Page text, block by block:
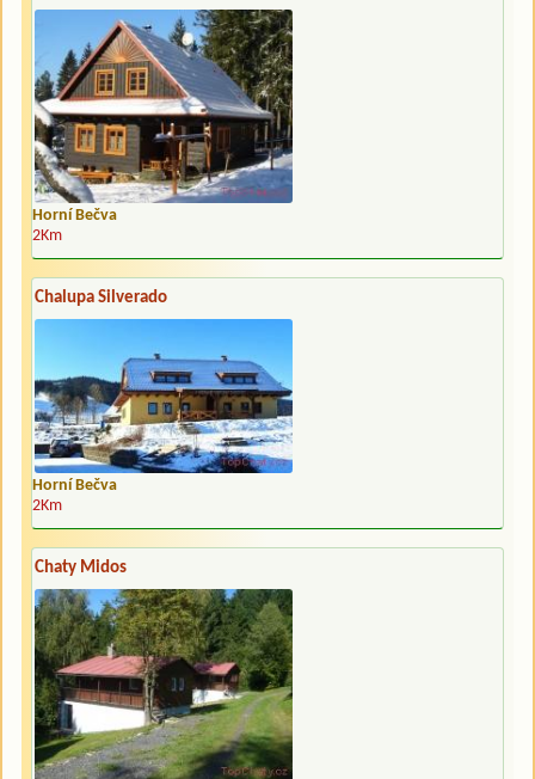
Horní Bečva
2Km
Chalupa Silverado
Horní Bečva
2Km
Chaty Midos